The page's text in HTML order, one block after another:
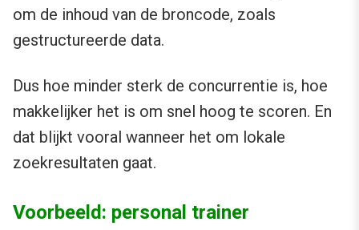
om de inhoud van de broncode, zoals
gestructureerde data.
Dus hoe minder sterk de concurrentie is, hoe
makkelijker het is om snel hoog te scoren. En
dat blijkt vooral wanneer het om lokale
zoekresultaten gaat.
Voorbeeld: personal trainer